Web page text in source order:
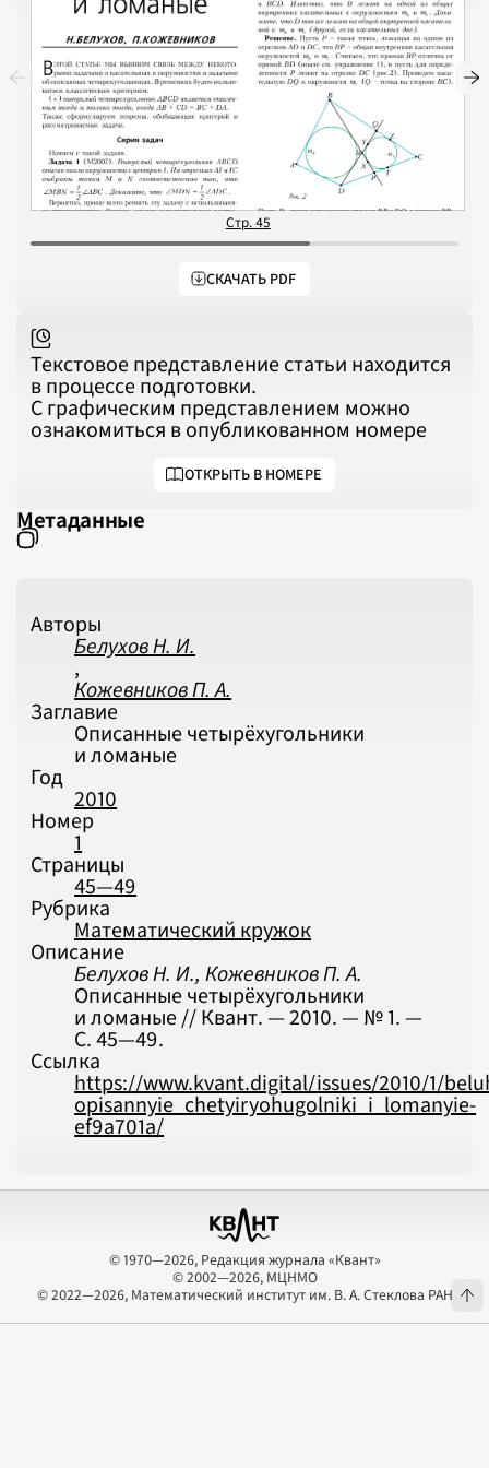
1988
1989
1990
1991
1992
1993
1994
1995
1996
1999
2000
2001
2002
2003
2004
2005
2007
2008
2014
2015
2016
2017
2018
2019
2021
2022
© 1970—2026, Редакция журнала «Квант»
© 2002—2026, МЦНМО
© 2022—2026, Математический институт им. В. А. Стеклова РАН
Стр. 45
СКАЧАТЬ PDF
Текстовое представление статьи находится
в процессе подготовки.
С графическим представлением можно
ознакомиться в опубликованном номере
ОТКРЫТЬ В НОМЕРЕ
Метаданные
Авторы
Белухов Н. И.
,
Кожевников П. А.
Заглавие
Описанные четырёхугольники
и ломаные
Год
2010
Номер
1
Страницы
45—49
Рубрика
Математический кружок
Описание
Белухов Н. И., Кожевников П. А.
Описанные четырёхугольники
и ломаные // Квант. — 2010. — № 1. —
С. 45‍—‍49.
Ссылка
https://www.kvant.digital/issues/2010/1/
opisannyie_chetyiryohugolniki_i_lomanyie-
ef9a701a/
© 1970—2026, Редакция журнала «Квант»
© 2002—2026, МЦНМО
© 2022—2026, Математический институт им. В. А. Стеклова РАН